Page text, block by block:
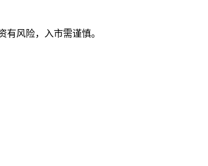
风险，入市需谨慎。